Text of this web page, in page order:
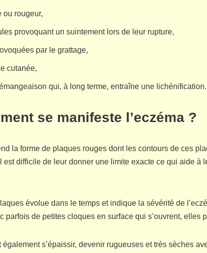
ou rougeur,
provoquant un suintement lors de leur rupture,
par le grattage,
cutanée,
qui, à long terme, entraîne une lichénification.
se manifeste l’eczéma ?
la forme de plaques rouges dont les contours de ces
est difficile de leur donner une limite exacte ce qui aide à
évolue dans le temps et indique la sévérité de
parfois de petites cloques en surface qui s’ouvrent, elles
également s’épaissir, devenir rugueuses et très sèches